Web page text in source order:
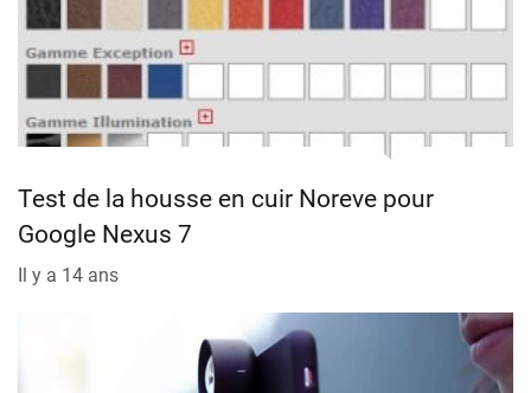
Test de la housse en cuir Noreve pour
Google Nexus 7
Il y a 14 ans